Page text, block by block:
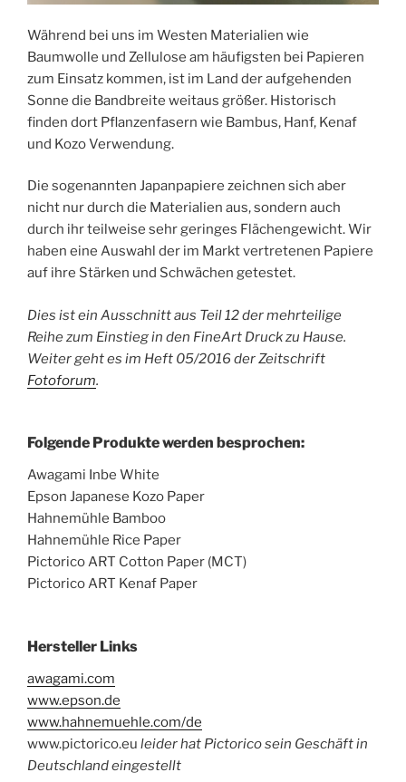
Während bei uns im Westen Materialien wie
Baumwolle und Zellulose am häufigsten bei Papieren
zum Einsatz kommen, ist im Land der aufgehenden
Sonne die Bandbreite weitaus größer. Historisch
finden dort Pflanzenfasern wie Bambus, Hanf, Kenaf
und Kozo Verwendung.
Die sogenannten Japanpapiere zeichnen sich aber
nicht nur durch die Materialien aus, sondern auch
durch ihr teilweise sehr geringes Flächengewicht. Wir
haben eine Auswahl der im Markt vertretenen Papiere
auf ihre Stärken und Schwächen getestet.
Dies ist ein Ausschnitt aus Teil 12 der mehrteilige
Reihe zum Einstieg in den FineArt Druck zu Hause.
Weiter geht es im Heft 05/2016 der Zeitschrift
Fotoforum.
Folgende Produkte werden besprochen:
Awagami Inbe White
Epson Japanese Kozo Paper
Hahnemühle Bamboo
Hahnemühle Rice Paper
Pictorico ART Cotton Paper (MCT)
Pictorico ART Kenaf Paper
Hersteller Links
awagami.com
www.epson.de
www.hahnemuehle.com/de
www.pictorico.eu leider hat Pictorico sein Geschäft in
Deutschland eingestellt